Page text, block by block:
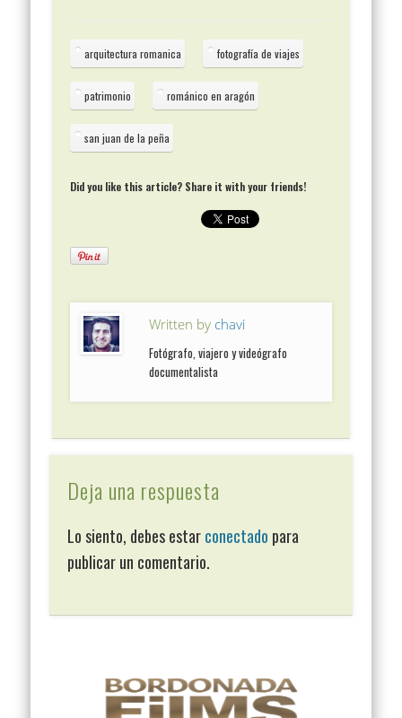
arquitectura romanica fotografía de viajes
patrimonio románico en aragón
san juan de la peña
Did you like this article? Share it with your friends!
Written by chavi
Fotógrafo, viajero y videógrafo
documentalista
Deja una respuesta
Lo siento, debes estarconectado para
publicar un comentario.